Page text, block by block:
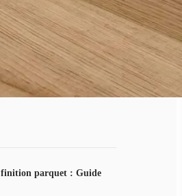
finition parquet : Guide